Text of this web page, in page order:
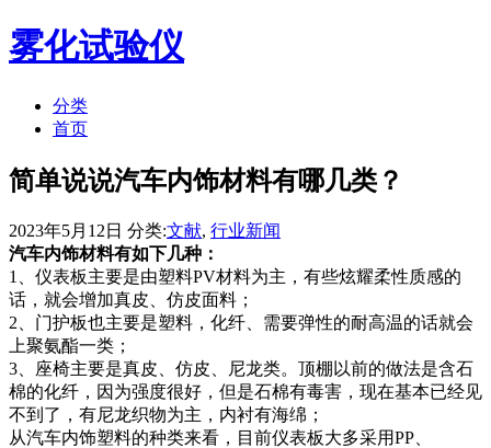
雾化试验仪
分类
首页
简单说说汽车内饰材料有哪几类？
2023年5月12日 分类:文献, 行业新闻
汽车内饰材料有如下几种：
1、仪表板主要是由塑料PV材料为主，有些炫耀柔性质感的
话，就会增加真皮、仿皮面料；
2、门护板也主要是塑料，化纤、需要弹性的耐高温的话就会
上聚氨酯一类；
3、座椅主要是真皮、仿皮、尼龙类。顶棚以前的做法是含石
棉的化纤，因为强度很好，但是石棉有毒害，现在基本已经见
不到了，有尼龙织物为主，内衬有海绵；
从汽车内饰塑料的种类来看，目前仪表板大多采用PP、